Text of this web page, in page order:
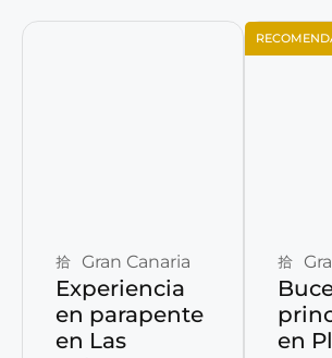
Gran Canaria
Experiencia
en parapente
en Las
en